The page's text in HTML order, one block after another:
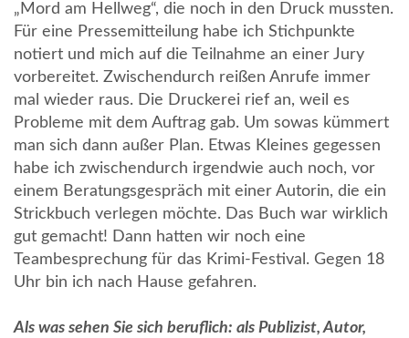
„Mord am Hellweg“, die noch in den Druck mussten.
Für eine Pressemitteilung habe ich Stichpunkte
notiert und mich auf die Teilnahme an einer Jury
vorbereitet. Zwischendurch reißen Anrufe immer
mal wieder raus. Die Druckerei rief an, weil es
Probleme mit dem Auftrag gab. Um sowas kümmert
man sich dann außer Plan. Etwas Kleines gegessen
habe ich zwischendurch irgendwie auch noch, vor
einem Beratungsgespräch mit einer Autorin, die ein
Strickbuch verlegen möchte. Das Buch war wirklich
gut gemacht! Dann hatten wir noch eine
Teambesprechung für das Krimi-Festival. Gegen 18
Uhr bin ich nach Hause gefahren.
Als was sehen Sie sich beruflich: als Publizist, Autor,